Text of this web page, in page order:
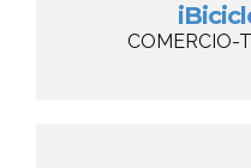
COMERCIO-